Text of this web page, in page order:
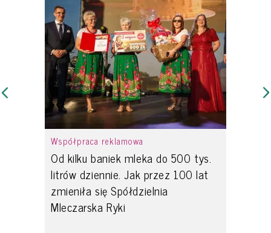
Współpraca reklamowa
Od kilku baniek mleka do 500 tys.
litrów dziennie. Jak przez 100 lat
zmieniła się Spółdzielnia
Mleczarska Ryki